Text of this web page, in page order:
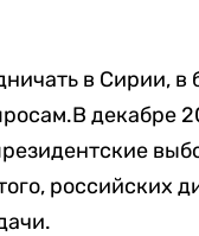
в Сирии, в
декабре
российских